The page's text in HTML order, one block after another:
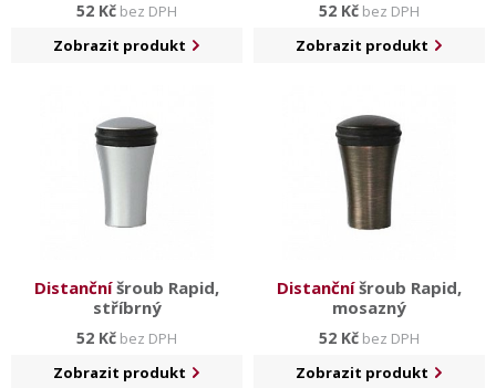
52 Kč bez DPH
Zobrazit produkt
52 Kč bez DPH
Zobrazit produkt
Distančníšroub Rapid,
stříbrný
52 Kč bez DPH
Zobrazit produkt
Distančníšroub Rapid,
mosazný
52 Kč bez DPH
Zobrazit produkt